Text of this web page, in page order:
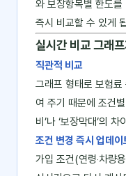
와 보장항목별 한도를
즉시 비교할 수 있게
실시간 비교 그래
직관적 비교
그래프 형태로 보험
여 주기 때문에 조건
비’나 ‘보장막대’의
조건 변경 즉시 업데이
가입 조건(연령‧차량